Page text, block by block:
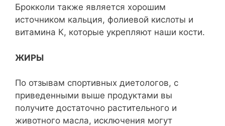
Брокколи также является хорошим
источником кальция, фолиевой кислоты и
витамина К, которые укрепляют наши кости.
ЖИРЫ
По отзывам спортивных диетологов, с
приведенными выше продуктами вы
получите достаточно растительного и
животного масла, исключения могут